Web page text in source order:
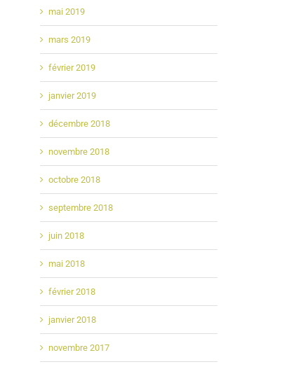
mai 2019
mars 2019
février 2019
janvier 2019
décembre 2018
novembre 2018
octobre 2018
septembre 2018
juin 2018
mai 2018
février 2018
janvier 2018
novembre 2017